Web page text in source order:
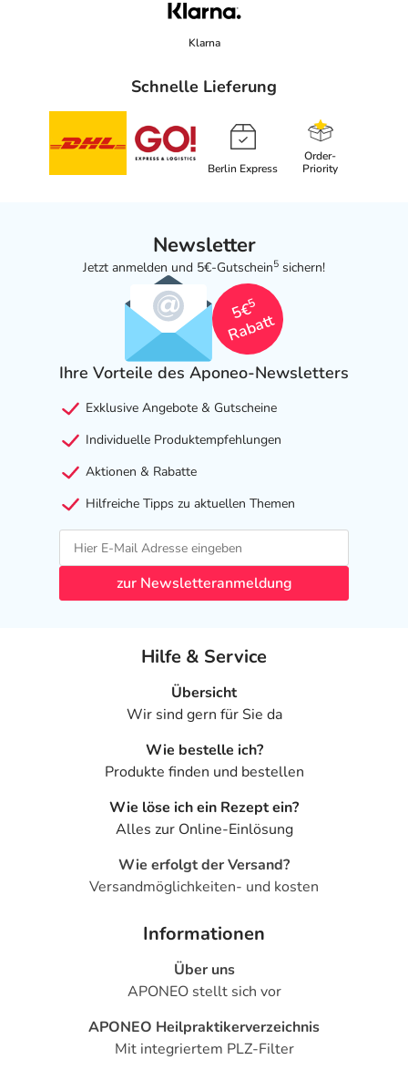
Klarna
Schnelle Lieferung
Berlin Express
Order-
Priority
Newsletter
Jetzt anmelden und 5€-Gutschein5 sichern!
5€
5
Rabatt
Ihre Vorteile des Aponeo-Newsletters
Exklusive Angebote & Gutscheine
Individuelle Produktempfehlungen
Aktionen & Rabatte
Hilfreiche Tipps zu aktuellen Themen
zur Newsletteranmeldung
Hilfe & Service
Übersicht
Wir sind gern für Sie da
Wie bestelle ich?
Produkte finden und bestellen
Wie löse ich ein Rezept ein?
Alles zur Online-Einlösung
Wie erfolgt der Versand?
Versandmöglichkeiten- und kosten
Informationen
Über uns
APONEO stellt sich vor
APONEO Heilpraktikerverzeichnis
Mit integriertem PLZ-Filter